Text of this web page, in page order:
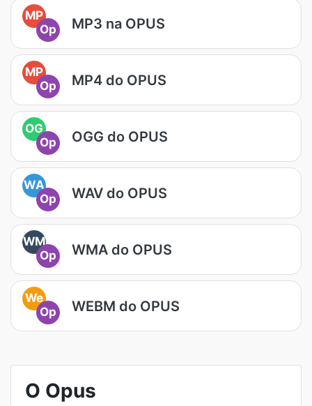
MP
Op
MP3 na OPUS
MP
Op
MP4 do OPUS
OG
Op
OGG do OPUS
WA
Op
WAV do OPUS
WM
Op
WMA do OPUS
We
Op
WEBM do OPUS
O Opus